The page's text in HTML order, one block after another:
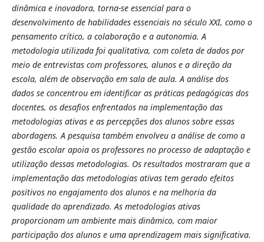
dinâmica e inovadora, torna-se essencial para o
desenvolvimento de habilidades essenciais no século XXI, como o
pensamento crítico, a colaboração e a autonomia. A
metodologia utilizada foi qualitativa, com coleta de dados por
meio de entrevistas com professores, alunos e a direção da
escola, além de observação em sala de aula. A análise dos
dados se concentrou em identificar as práticas pedagógicas dos
docentes, os desafios enfrentados na implementação das
metodologias ativas e as percepções dos alunos sobre essas
abordagens. A pesquisa também envolveu a análise de como a
gestão escolar apoia os professores no processo de adaptação e
utilização dessas metodologias. Os resultados mostraram que a
implementação das metodologias ativas tem gerado efeitos
positivos no engajamento dos alunos e na melhoria da
qualidade do aprendizado. As metodologias ativas
proporcionam um ambiente mais dinâmico, com maior
participação dos alunos e uma aprendizagem mais significativa.